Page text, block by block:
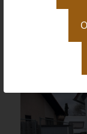
Lampertheim